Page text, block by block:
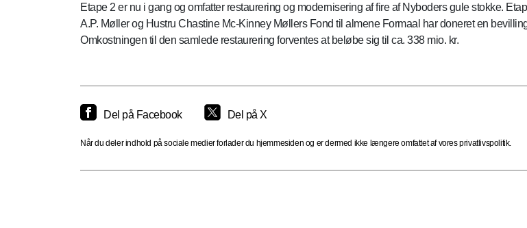
Etape 2 er nu i gang og omfatter restaurering og modernisering af fire af Nyboders gule stokke.
A.P. Møller og Hustru Chastine Mc-Kinney Møllers Fond til almene Formaal har doneret en
Omkostningen til den samlede restaurering forventes at beløbe sig til ca. 338 mio. kr.
Del på Facebook Del på X
Når du deler indhold på sociale medier forlader du hjemmesiden og er dermed ikke længere omfattet af vores privatlivspolitik.